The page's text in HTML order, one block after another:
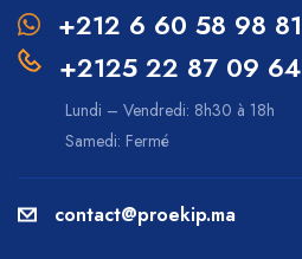
+212 6 60 58 98 81
+2125 22 87 09 64
Lundi – Vendredi: 8h30 à 18h
Samedi: Fermé
contact@proekip.ma